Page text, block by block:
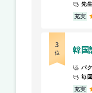
充実
3
位 韓国
パ
毎
充実